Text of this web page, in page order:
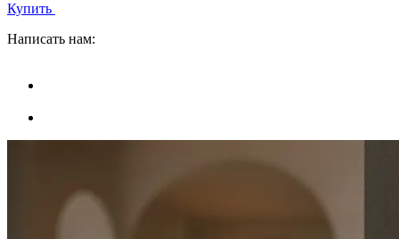
Купить
Написать нам: